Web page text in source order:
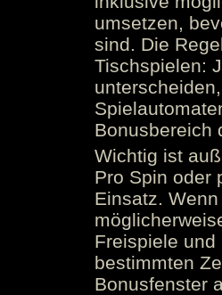
umsetzen,
sind. Die
Tischspielen:
Bonusbereich
Wichtig ist
Pro Spin oder
Einsatz.
Freispiele
bestimmten
Bonusfenster